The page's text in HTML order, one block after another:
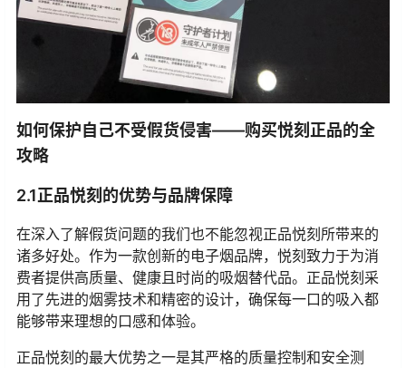
如何保护自己不受假货侵害——购买悦刻正品的全
攻略
2.1正品悦刻的优势与品牌保障
在深入了解假货问题的我们也不能忽视正品悦刻所带来的
诸多好处。作为一款创新的电子烟品牌，悦刻致力于为消
费者提供高质量、健康且时尚的吸烟替代品。正品悦刻采
用了先进的烟雾技术和精密的设计，确保每一口的吸入都
能够带来理想的口感和体验。
正品悦刻的最大优势之一是其严格的质量控制和安全测